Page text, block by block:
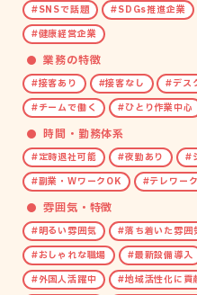
SNSで話題
SDGs推進企業
健康経営企業
業務の特徴
接客あり 接客なし デス
チームで働く
ひとり作業中心
時間・勤務体系
定時退社可能 夜勤あり
副業・WワークOK
テレワー
雰囲気・特徴
明るい雰囲気 落ち着いた雰囲
おしゃれな職場
最新設備導入
外国人活躍中
地域活性化に貢